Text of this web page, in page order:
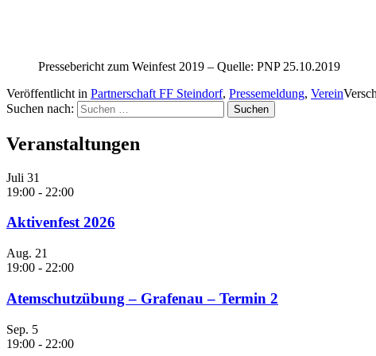
Pressebericht zum Weinfest 2019 – Quelle: PNP 25.10.2019
Veröffentlicht in Partnerschaft FF Steindorf, Pressemeldung, Verein
Suchen nach:
Veranstaltungen
Juli 31
19:00 - 22:00
Aktivenfest 2026
Aug. 21
19:00 - 22:00
Atemschutzübung – Grafenau – Termin 2
Sep. 5
19:00 - 22:00